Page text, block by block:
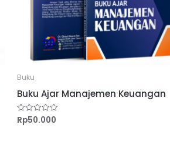
Buku
Buku Ajar Manajemen Keuangan
Dinilai
0
Rp50.000